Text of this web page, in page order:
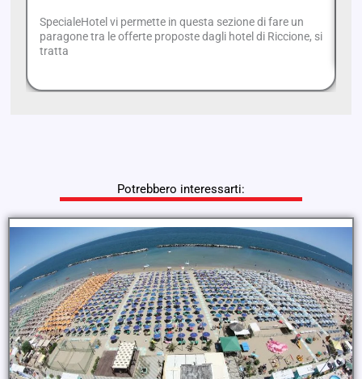
SpecialeHotel vi permette in questa sezione di fare un
paragone tra le offerte proposte dagli hotel di Riccione, si
tratta
Potrebbero interessarti: